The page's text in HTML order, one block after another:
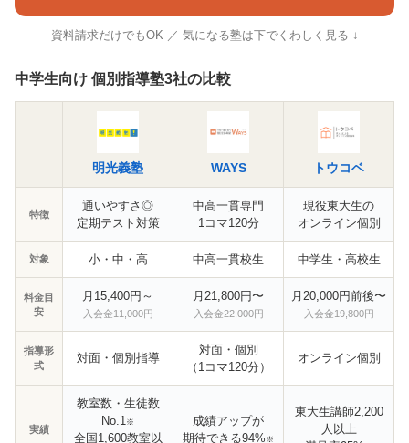
資料請求だけでもOK ／ 気になる塾は下でくわしく見る ↓
中学生向け 個別指導塾3社の比較
明光義塾 WAYS トウコベ
特徴
通いやすさ◎
定期テスト対策
中高一貫専門
1コマ120分
現役東大生の
オンライン個別
対象 小・中・高 中高一貫校生 中学生・高校生
料金目
安
月15,400円～
入会金11,000円
月21,800円〜
入会金22,000円
月20,000円前後〜
入会金19,800円
指導形
式
対面・個別指導
対面・個別
（1コマ120分）
オンライン個別
実績
教室数・生徒数
No.1 ※
全国1,600教室以
成績アップが
期待できる94% ※
東大生講師2,200
人以上